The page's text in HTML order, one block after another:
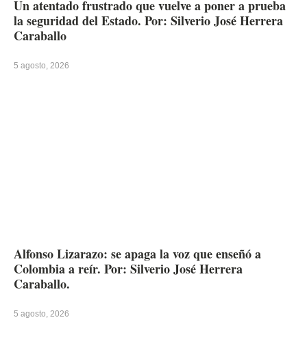
Un atentado frustrado que vuelve a poner a prueba
la seguridad del Estado. Por: Silverio José Herrera
Caraballo
5 agosto, 2026
Alfonso Lizarazo: se apaga la voz que enseñó a
Colombia a reír. Por: Silverio José Herrera
Caraballo.
5 agosto, 2026